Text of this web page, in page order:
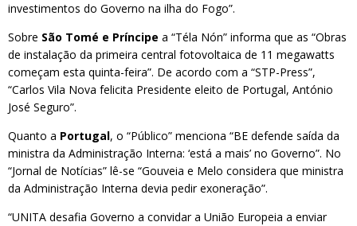
investimentos do Governo na ilha do Fogo”.
Sobre São Tomé e Príncipe a “Téla Nón” informa que as “Obras
de instalação da primeira central fotovoltaica de 11 megawatts
começam esta quinta-feira”. De acordo com a “STP-Press”,
“Carlos Vila Nova felicita Presidente eleito de Portugal, António
José Seguro”.
Quanto a Portugal, o “Público” menciona “BE defende saída da
ministra da Administração Interna: ‘está a mais’ no Governo”. No
“Jornal de Notícias” lê-se “Gouveia e Melo considera que ministra
da Administração Interna devia pedir exoneração”.
“UNITA desafia Governo a convidar a União Europeia a enviar